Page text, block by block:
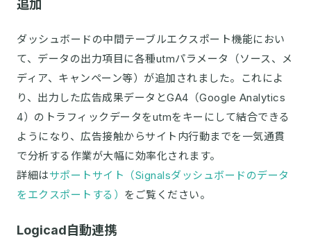
追加
ダッシュボードの中間テーブルエクスポート機能におい
て、データの出力項目に各種utmパラメータ（ソース、メ
ディア、キャンペーン等）が追加されました。これによ
り、出力した広告成果データとGA4（Google Analytics
4）のトラフィックデータをutmをキーにして結合できる
ようになり、広告接触からサイト内行動までを一気通貫
で分析する作業が大幅に効率化されます。
詳細はサポートサイト（Signalsダッシュボードのデータ
をエクスポートする） をご覧ください。
Logicad自動連携